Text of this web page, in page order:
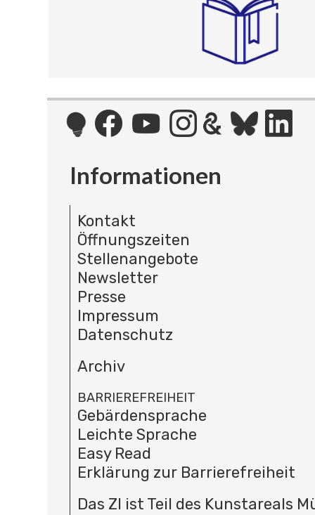
Informationen
Kontakt
Öffnungszeiten
Stellenangebote
Newsletter
Presse
Impressum
Datenschutz
Archiv
BARRIEREFREIHEIT
Gebärdensprache
Leichte Sprache
Easy Read
Erklärung zur Barrierefreiheit
Das ZI ist Teil des Kunstareals